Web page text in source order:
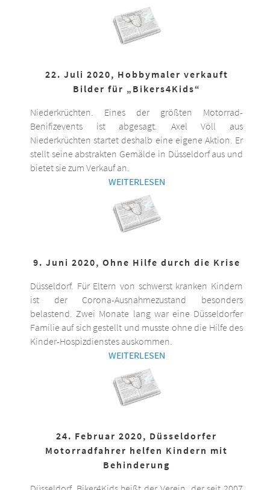
22. Juli 2020, Hobbymaler verkauft
Bilder für „Bikers4Kids“
Niederkrüchten. Eines der größten Motorrad-
Benifizevents ist abgesagt. Axel Völl aus
Niederkrüchten startet deshalb eine eigene Aktion. Er
stellt seine abstrakten Gemälde in Düsseldorf aus und
bietet sie zum Verkauf an.
WEITERLESEN
9. Juni 2020, Ohne Hilfe durch die Krise
Düsseldorf. Für Eltern von schwerst kranken Kindern
ist der Corona-Ausnahmezustand besonders
belastend. Zwei Monate lang war eine Düsseldorfer
Familie auf sich gestellt und musste ohne die Hilfe des
Kinder-Hospizdienstes auskommen.
WEITERLESEN
24. Februar 2020, Düsseldorfer
Motorradfahrer helfen Kindern mit
Behinderung